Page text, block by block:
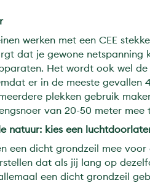
werken met een CEE
dat je gewone netspanning
Het wordt ook wel de
er in de meeste gevallen
plekken gebruik
van 20-50 meter mee
natuur: kies een
een dicht grondzeil mee
dat als jij lang op
een dicht grondzeil